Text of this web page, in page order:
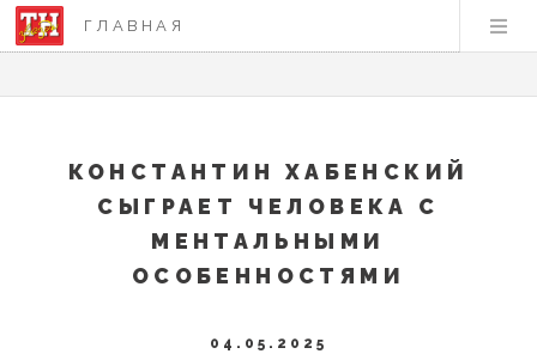
ГЛАВНАЯ
КОНСТАНТИН ХАБЕНСКИЙ
СЫГРАЕТ ЧЕЛОВЕКА С
МЕНТАЛЬНЫМИ
ОСОБЕННОСТЯМИ
04.05.2025